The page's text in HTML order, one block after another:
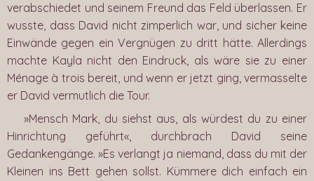
verabschiedet und seinem Freund das Feld überlassen. Er
wusste, dass David nicht zimperlich war, und sicher keine
Einwände gegen ein Vergnügen zu dritt hätte. Allerdings
machte Kayla nicht den Eindruck, als wäre sie zu einer
Ménage à trois bereit, und wenn er jetzt ging, vermasselte
er David vermutlich die Tour.
»Mensch Mark, du siehst aus, als würdest du zu einer
Hinrichtung geführt«, durchbrach David seine
Gedankengänge. »Es verlangt ja niemand, dass du mit der
Kleinen ins Bett gehen sollst. Kümmere dich einfach ein